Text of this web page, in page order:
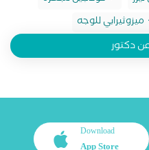
ميزوثيرابي للوجه
دكتور
Download
App Store